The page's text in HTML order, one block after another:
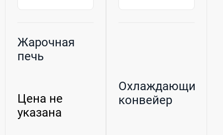
Жарочная
печь
Цена не
указана
Охлаждающий
конвейер